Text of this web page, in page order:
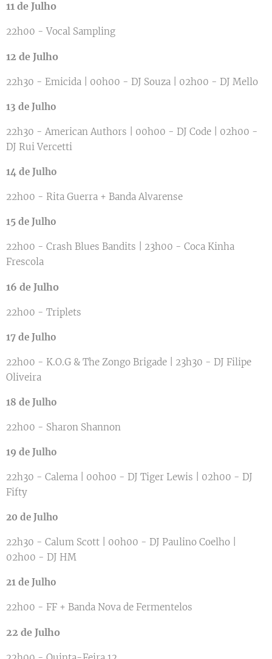
11 de Julho
22h00 - Vocal Sampling
12 de Julho
22h30 - Emicida | 00h00 - DJ Souza | 02h00 - DJ Mello
13 de Julho
22h30 - American Authors | 00h00 - DJ Code | 02h00 -
DJ Rui Vercetti
14 de Julho
22h00 - Rita Guerra + Banda Alvarense
15 de Julho
22h00 - Crash Blues Bandits | 23h00 - Coca Kinha
Frescola
16 de Julho
22h00 - Triplets
17 de Julho
22h00 - K.O.G & The Zongo Brigade | 23h30 - DJ Filipe
Oliveira
18 de Julho
22h00 - Sharon Shannon
19 de Julho
22h30 - Calema | 00h00 - DJ Tiger Lewis | 02h00 - DJ
Fifty
20 de Julho
22h30 - Calum Scott | 00h00 - DJ Paulino Coelho |
02h00 - DJ HM
21 de Julho
22h00 - FF + Banda Nova de Fermentelos
22 de Julho